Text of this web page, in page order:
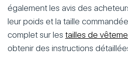
également les avis des
leur poids et la taille
complet sur les tailles de
obtenir des instructions